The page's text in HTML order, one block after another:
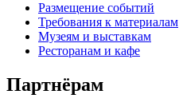
Размещение событий
Требования к материалам
Музеям и выставкам
Ресторанам и кафе
Партнёрам